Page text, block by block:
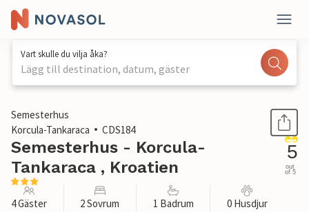
Vart skulle du vilja åka?
Lägg till destination, datum, gäster
1 / 45
Semesterhus
Korcula-Tankaraca
CDS184
Semesterhus - Korcula-
Tankaraca , Kroatien
5
out
of 5
4 Gäster 2 Sovrum 1 Badrum 0 Husdjur